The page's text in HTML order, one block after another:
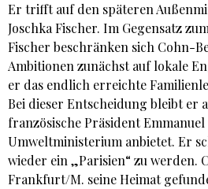
Er trifft auf den späteren
Joschka Fischer. Im Gegensatz
Fischer beschränken sich Cohn-
Ambitionen zunächst auf lokale
er das endlich erreichte
Bei dieser Entscheidung bleibt er
französische Präsident Emmanuel
Umweltministerium anbietet. Er
wieder ein „Parisien“ zu werden.
Frankfurt/M. seine Heimat